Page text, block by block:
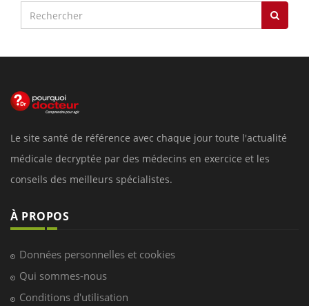
Le site santé de référence avec chaque jour toute l'actualité
médicale decryptée par des médecins en exercice et les
conseils des meilleurs spécialistes.
À PROPOS
Données personnelles et cookies
Qui sommes-nous
Conditions d'utilisation